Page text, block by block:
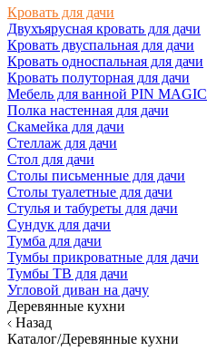
Кровать для дачи
Двухъярусная кровать для дачи
Кровать двуспальная для дачи
Кровать односпальная для дачи
Кровать полуторная для дачи
Мебель для ванной PIN MAGIC
Полка настенная для дачи
Скамейка для дачи
Стеллаж для дачи
Стол для дачи
Столы письменные для дачи
Столы туалетные для дачи
Стулья и табуреты для дачи
Сундук для дачи
Тумба для дачи
Тумбы прикроватные для дачи
Тумбы ТВ для дачи
Угловой диван на дачу
Деревянные кухни
Назад
Каталог/Деревянные кухни